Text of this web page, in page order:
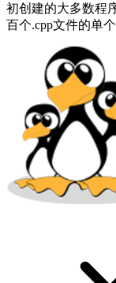
初创建的大多数程
百个.cpp文件的单